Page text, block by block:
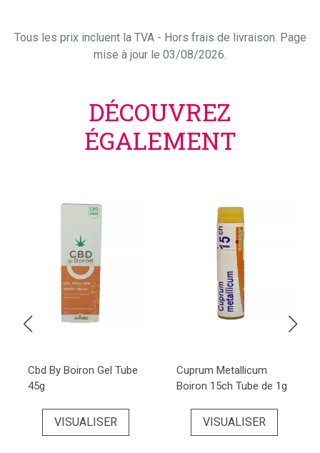
Tous les prix incluent la TVA - Hors frais de livraison. Page
mise à jour le 03/08/2026.
DÉCOUVREZ
ÉGALEMENT
Cbd By Boiron Gel Tube
45g
VISUALISER
Cuprum Metallicum
Boiron 15ch Tube de 1g
VISUALISER